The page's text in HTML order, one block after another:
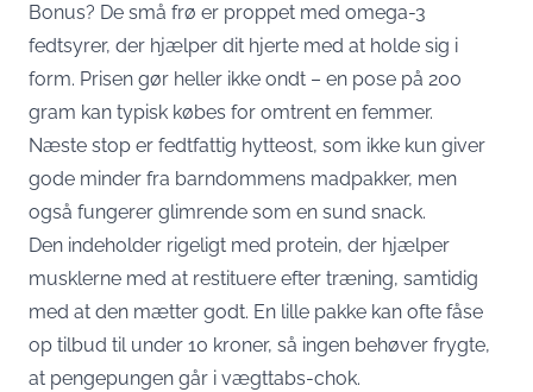
Bonus? De små frø er proppet med omega-3
fedtsyrer, der hjælper dit hjerte med at holde sig i
form. Prisen gør heller ikke ondt – en pose på 200
gram kan typisk købes for omtrent en femmer.
Næste stop er fedtfattig hytteost, som ikke kun giver
gode minder fra barndommens madpakker, men
også fungerer glimrende som en sund snack.
Den indeholder rigeligt med protein, der hjælper
musklerne med at restituere efter træning, samtidig
med at den mætter godt. En lille pakke kan ofte fåse
op tilbud til under 10 kroner, så ingen behøver frygte,
at pengepungen går i vægttabs-chok.